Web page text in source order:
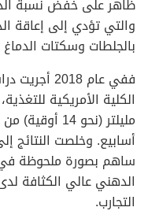
ظاهر على خفض نسبة
والتي تؤدي إلى إعاقة
بالجلطات وسكتات
ففي عام
مليلتر (نحو
أسابيع. وخلصت النتائج
ساهم بصورة ملحوظة في
الدهني عالي الكثافة
التجارب.